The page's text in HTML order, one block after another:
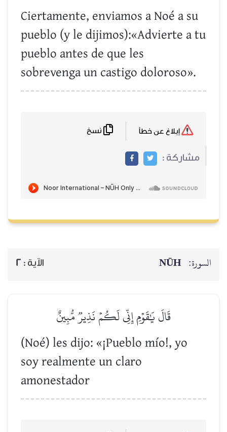
Ciertamente, enviamos a Noé a su
pueblo (y le dijimos):«Advierte a tu
pueblo antes de que les
sobrevenga un castigo doloroso».
مشاركة :
السورة: NŪH الآية : 2
قَالَ يَٰقَوۡمِ إِنِّي لَكُمۡ نَذِيرٞ مُّبِينٌ
(Noé) les dijo: «¡Pueblo mío!, yo
soy realmente un claro
amonestador